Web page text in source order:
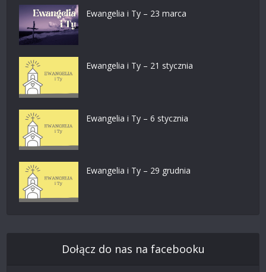
Ewangelia i Ty – 23 marca
Ewangelia i Ty – 21 stycznia
Ewangelia i Ty – 6 stycznia
Ewangelia i Ty – 29 grudnia
Dołącz do nas na facebooku